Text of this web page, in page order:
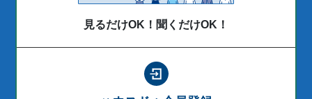
見るだけOK！聞くだけOK！